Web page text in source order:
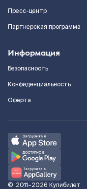
Пресс-центр
Партнерская программа
Информация
Безопасность
Конфиденциальность
Оферта
© 2011–2026 Купибилет